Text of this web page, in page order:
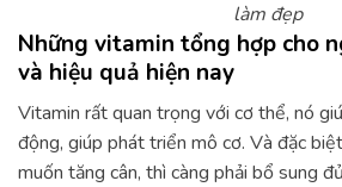
làm đẹp
Những vitamin tổng hợp cho
và hiệu quả hiện nay
Vitamin rất quan trọng với cơ thể, nó
động, giúp phát triển mô cơ. Và đặc
muốn tăng cân, thì càng phải bổ sung